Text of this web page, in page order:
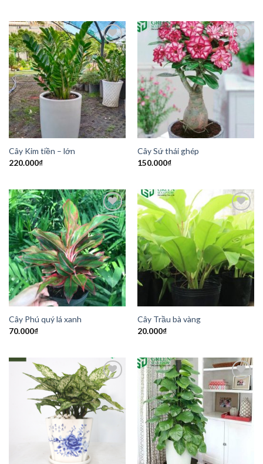
Add to
Wishlist
Cây Kim tiền – lớn
220.000₫
Add to
Wishlist
Cây Sứ thái ghép
150.000₫
Add to
Wishlist
Cây Phú quý lá xanh
70.000₫
Add to
Wishlist
Cây Trầu bà vàng
20.000₫
Add to
Add to
Wishlist